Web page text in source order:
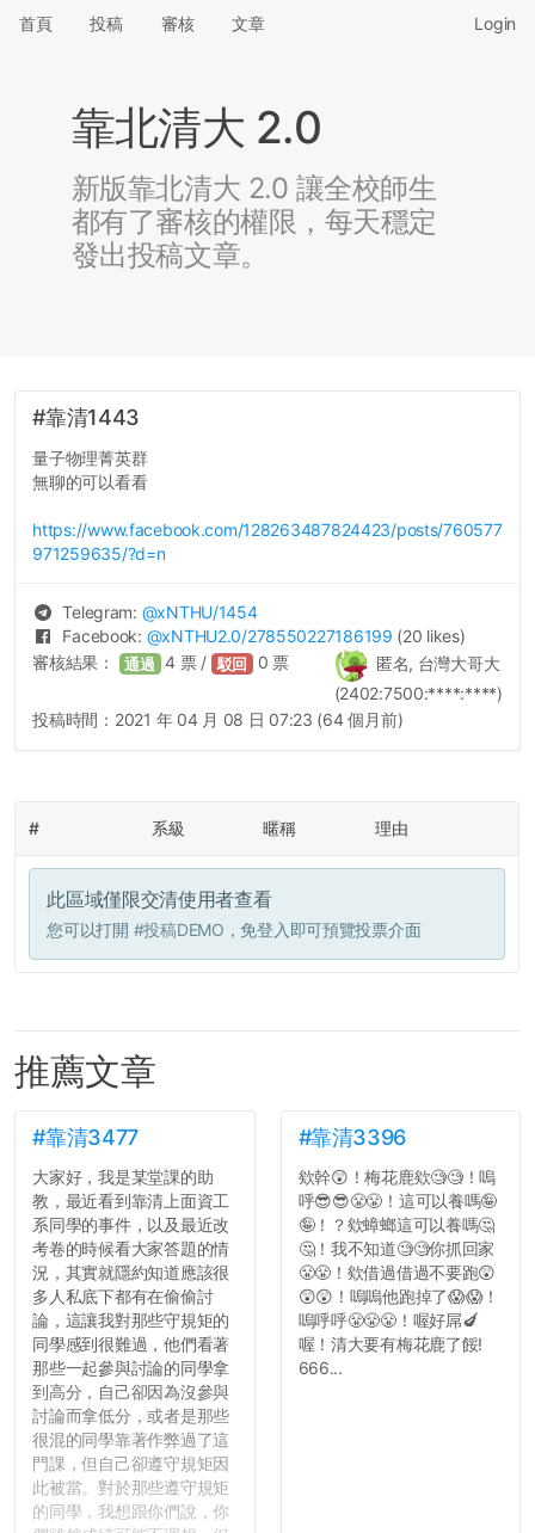
首頁 投稿 審核 文章 Login
靠北清大 2.0
新版靠北清大 2.0 讓全校師生
都有了審核的權限，每天穩定
發出投稿文章。
#靠清1443
量子物理菁英群
無聊的可以看看
https://www.facebook.com/128263487824423/posts/760577
971259635/?d=n
Telegram: @xNTHU/1454
Facebook: @xNTHU2.0/278550227186199 (20 likes)
匿名, 台灣大哥大
(2402:7500:****:****)
審核結果： 通過 4 票 / 駁回 0 票
投稿時間： 2021 年 04 月 08 日 07:23 (64 個月前)
# 系級 暱稱 理由
此區域僅限交清使用者查看
您可以打開 #投稿DEMO ，免登入即可預覽投票介面
推薦文章
#靠清3477
大家好，我是某堂課的助
教，最近看到靠清上面資工
系同學的事件，以及最近改
考卷的時候看大家答題的情
況，其實就隱約知道應該很
多人私底下都有在偷偷討
論，這讓我對那些守規矩的
同學感到很難過，他們看著
那些一起參與討論的同學拿
到高分，自己卻因為沒參與
討論而拿低分，或者是那些
很混的同學靠著作弊過了這
門課，但自己卻遵守規矩因
此被當。對於那些遵守規矩
的同學，我想跟你們說，你
#靠清3396
欸幹😲！梅花鹿欸🧐🧐！嗚
呼😎😎😤😤！這可以養嗎🤪
🤪！？欸蟑螂這可以養嗎🤔
🤔！我不知道🧐🧐你抓回家
😤😤！欸借過借過不要跑😲
😲😲！嗚嗚他跑掉了😱😱！
嗚呼呼😤😤😤！喔好屌🍆
喔！清大要有梅花鹿了餒!
666...